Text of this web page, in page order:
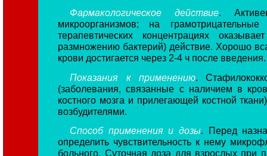
Фармакологическое действие.
микроорганизмов; на
терапевтических концентрациях
размножению бактерий) действие. Хорошо
крови достигается через 2-4 ч после
Показания к применению.
(заболевания, связанные с наличием в
костного мозга и прилегающей костной
возбудителями.
Способ применения и дозы. Перед
определить чувствительность к нему
больного. Суточная доза для взрослых при